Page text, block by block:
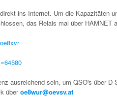
ins Internet. Um die Kapazitäten
das Relais mal über HAMNET
ausreichend sein, um QSO's über
überoe8wur@oevsv.at